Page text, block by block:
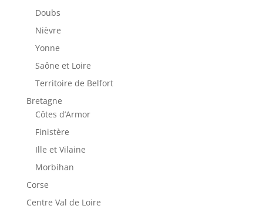
Doubs
Nièvre
Yonne
Saône et Loire
Territoire de Belfort
Bretagne
Côtes d’Armor
Finistère
Ille et Vilaine
Morbihan
Corse
Centre Val de Loire